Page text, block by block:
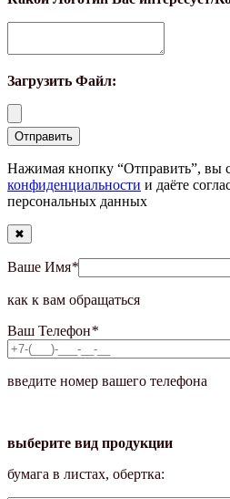
Загрузить Файл:
Нажимая кнопку “Отправить”, вы
конфиденциальности и даёте
персональных данных
✖
Ваше Имя*
как к вам обращаться
Ваш Телефон*
введите номер вашего телефона
выберите вид продукции
бумага в листах, обертка: